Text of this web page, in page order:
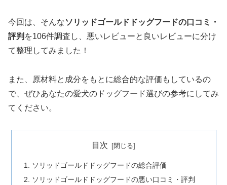
今回は、そんなソリッドゴールドドッグフードの口コミ・
評判 を106件調査し、悪いレビューと良いレビューに分け
て整理してみました！
また、原材料と成分をもとに総合的な評価もしているの
で、ぜひあなたの愛犬のドッグフード選びの参考にしてみ
てください。
目次
ソリッドゴールドドッグフードの総合評価
ソリッドゴールドドッグフードの悪い口コミ・評判